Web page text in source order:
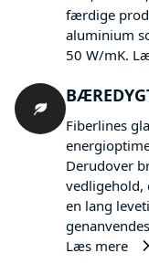
færdige
aluminium
50 W/mK.
Fiberlines
Derudover
vedligehold,
en lang
Læs mere